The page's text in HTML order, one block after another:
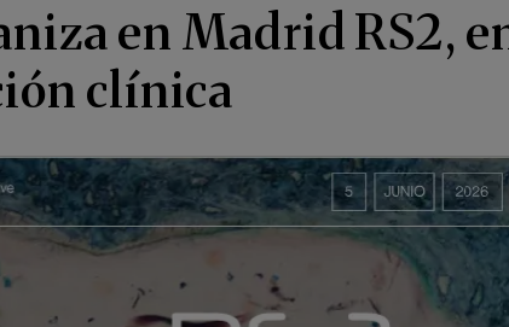
en Madrid RS2,
clínica